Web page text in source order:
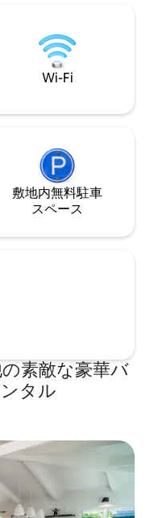
are
of comfort,
adventure for
Wi-Fi
敷地内無料駐⁠車
ス⁠ペ⁠ー⁠ス
素敵な豪華バ
タル